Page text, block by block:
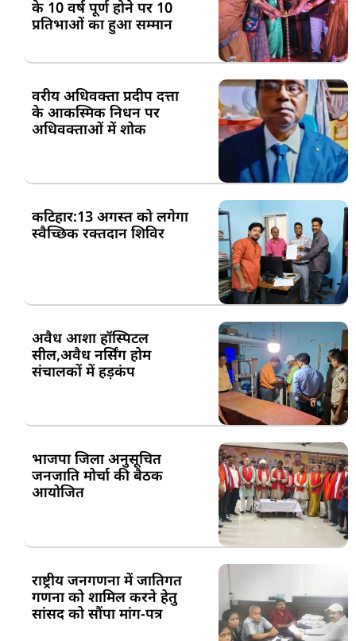
के 10 वर्ष पूर्ण होने पर 10
प्रतिभाओं का हुआ सम्मान
वरीय अधिवक्ता प्रदीप दत्ता
के आकस्मिक निधन पर
अधिवक्ताओं में शोक
कटिहार:13 अगस्त को लगेगा
स्वैच्छिक रक्तदान शिविर
अवैध आशा हॉस्पिटल
सील,अवैध नर्सिंग होम
संचालकों में हड़कंप
भाजपा जिला अनुसूचित
जनजाति मोर्चा की बैठक
आयोजित
राष्ट्रीय जनगणना में जातिगत
गणना को शामिल करने हेतु
सांसद को सौंपा मांग-पत्र